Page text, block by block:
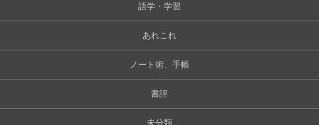
語学・学習
あれこれ
ノート術、手帳
書評
未分類